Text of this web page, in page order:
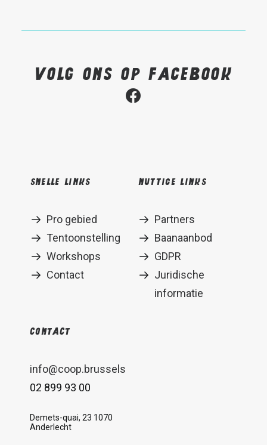
Volg ons op Facebook
Snelle links
Pro gebied
Tentoonstelling
Workshops
Contact
Nuttige links
Partners
Baanaanbod
GDPR
Juridische
informatie
Contact
info@coop.brussels
02 899 93 00
Demets-quai, 23 1070
Anderlecht